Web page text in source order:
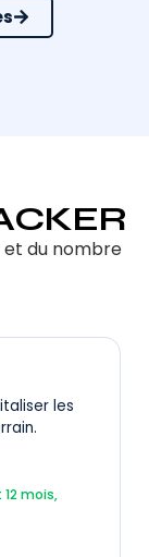
et du nombre
les
mois,